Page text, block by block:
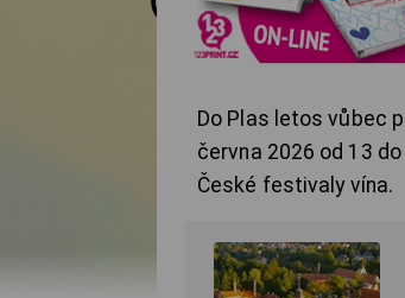
Do Plas letos vůbec
června 2026 od 13
České festivaly vína.